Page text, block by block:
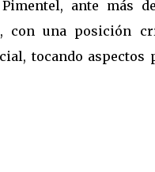
ante más
con una posición
tocando aspectos